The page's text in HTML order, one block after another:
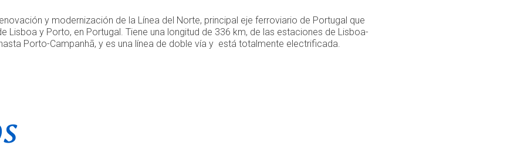
y modernización de la Línea del Norte, principal eje ferroviario de Portugal que
Lisboa y Porto, en Portugal. Tiene una longitud de 336 km, de las estaciones de Lisboa-
Porto-Campanhã, y es una línea de doble vía y está totalmente electrificada.